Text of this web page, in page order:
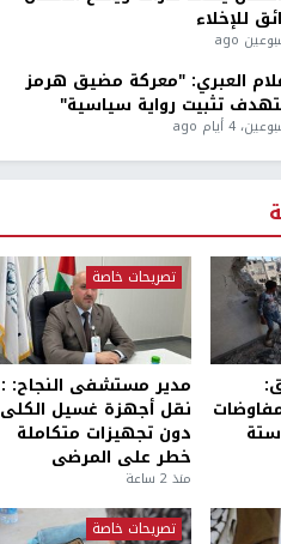
للإخلاء
العبري: "معركة مضيق هرمز
تثبيت رواية سياسية"
تصريحات خاصة
مدير مستشفى النجاح: :
نقل أجهزة غسيل الكلى
دون تجهيزات متكاملة
خطر على المرضى
منذ 2 ساعة
تصريحات خاصة